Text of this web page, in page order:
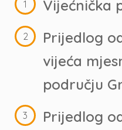
Vijećnička
Prijedlog
vijeća
području
Prijedlog